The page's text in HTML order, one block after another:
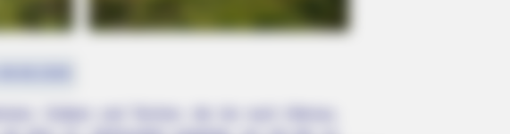
Veins? This Simple Trick Helps